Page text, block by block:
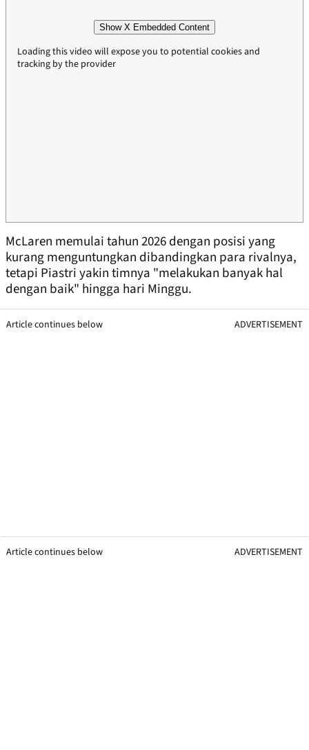
Show X Embedded Content
Loading this video will expose you to potential cookies and
tracking by the provider
McLaren memulai tahun 2026 dengan posisi yang
kurang menguntungkan dibandingkan para rivalnya,
tetapi Piastri yakin timnya "melakukan banyak hal
dengan baik" hingga hari Minggu.
Article continues below ADVERTISEMENT
Article continues below ADVERTISEMENT